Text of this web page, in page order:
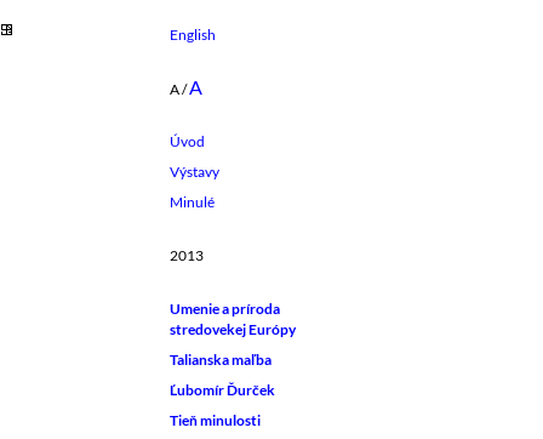
English
A/A
Úvod
Výstavy
Minulé
2013
Umenie a príroda
stredovekej Európy
Talianska maľba
Ľubomír Ďurček
Tieň minulosti